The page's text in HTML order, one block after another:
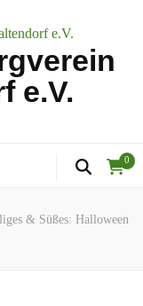
e.V.
0
& Süßes: Halloween